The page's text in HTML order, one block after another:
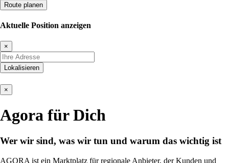
Route planen
Aktuelle Position anzeigen
×
Lokalisieren
×
Agora für Dich
Wer wir sind, was wir tun und warum das wichtig ist
AGORA ist ein Marktplatz für regionale Anbieter, der Kunden und